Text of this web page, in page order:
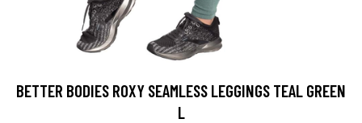
BETTER BODIES ROXY SEAMLESS LEGGINGS TEAL GREEN
L